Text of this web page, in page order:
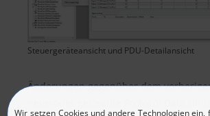
Steuergeräteansicht und PDU-Detailansicht
Änderungen gegenüber dem